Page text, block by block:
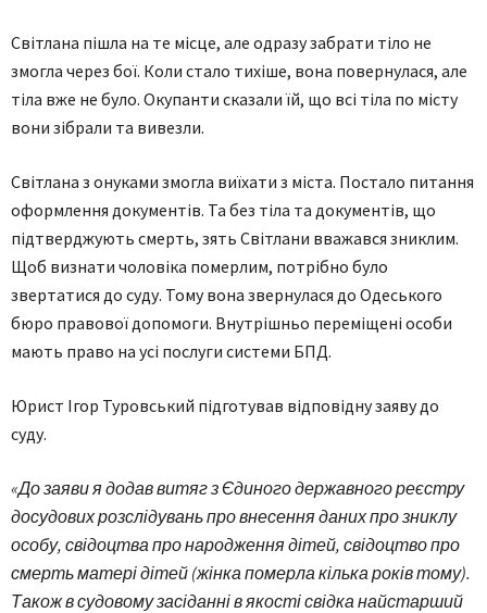
Світлана пішла на те місце, але одразу забрати тіло не
змогла через бої. Коли стало тихіше, вона повернулася, але
тіла вже не було. Окупанти сказали їй, що всі тіла по місту
вони зібрали та вивезли.
Світлана з онуками змогла виїхати з міста. Постало питання
оформлення документів. Та без тіла та документів, що
підтверджують смерть, зять Світлани вважався зниклим.
Щоб визнати чоловіка померлим, потрібно було
звертатися до суду. Тому вона звернулася до Одеського
бюро правової допомоги. Внутрішньо переміщені особи
мають право на усі послуги системи БПД.
Юрист Ігор Туровський підготував відповідну заяву до
суду.
«До заяви я додав витяг з Єдиного державного реєстру
досудових розслідувань про внесення даних про зниклу
особу, свідоцтва про народження дітей, свідоцтво про
смерть матері дітей (жінка померла кілька років тому).
Також в судовому засіданні в якості свідка найстарший